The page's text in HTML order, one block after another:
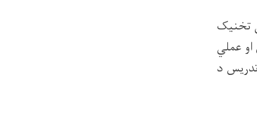
د کابل پولی تخنیک
عملي
د